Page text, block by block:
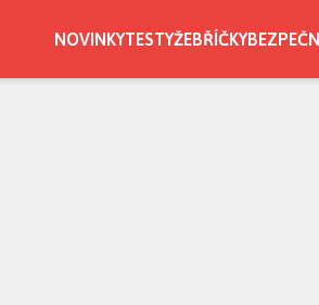
NOVINKYTESTYŽEBŘÍČKY